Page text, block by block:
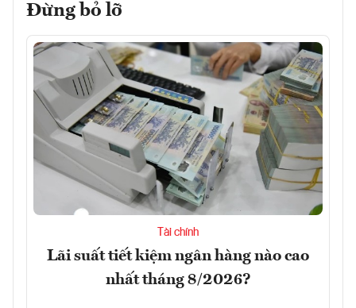
Đừng bỏ lỡ
Tài chính
Lãi suất tiết kiệm ngân hàng nào cao
nhất tháng 8/2026?